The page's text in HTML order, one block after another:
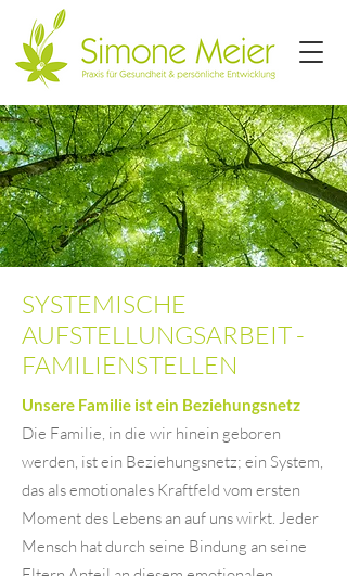
SYSTEMISCHE
AUFSTELLUNGSARBEIT -
FAMILIENSTELLEN
Unsere Familie ist ein Beziehungsnetz
Die Familie, in die wir hinein geboren
werden, ist ein Beziehungsnetz; ein System,
das als emotionales Kraftfeld vom ersten
Moment des Lebens an auf uns wirkt. Jeder
Mensch hat durch seine Bindung an seine